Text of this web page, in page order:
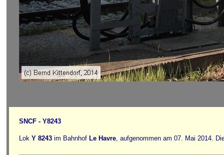
SNCF - Y8243
Lok Y 8243 im Bahnhof Le Havre, aufgenommen am 07. Mai 2014.